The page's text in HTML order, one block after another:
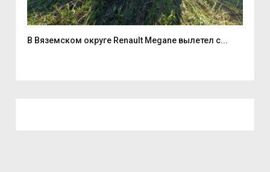
В Вяземском округе Renault Megane вылетел с...